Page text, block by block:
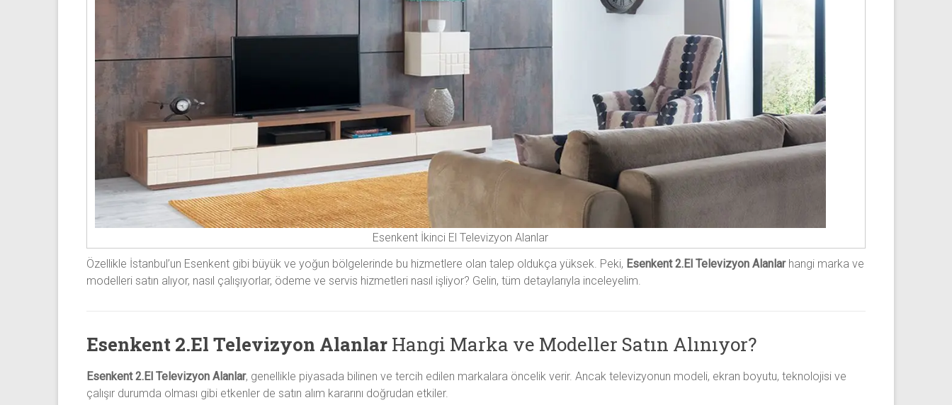
Esenkent İkinci El Televizyon Alanlar
Özellikle İstanbul’un Esenkent gibi büyük ve yoğun bölgelerinde bu hizmetlere olan talep oldukça yüksek. Peki, Esenkent 2.El Televizyon Alanlarhangi marka ve
modelleri satın alıyor, nasıl çalışıyorlar, ödeme ve servis hizmetleri nasıl işliyor? Gelin, tüm detaylarıyla inceleyelim.
Esenkent 2.El Televizyon Alanlar Hangi Marka ve Modeller Satın Alınıyor?
Esenkent 2.El Televizyon Alanlar, genellikle piyasada bilinen ve tercih edilen markalara öncelik verir. Ancak televizyonun modeli, ekran boyutu, teknolojisi ve
çalışır durumda olması gibi etkenler de satın alım kararını doğrudan etkiler.